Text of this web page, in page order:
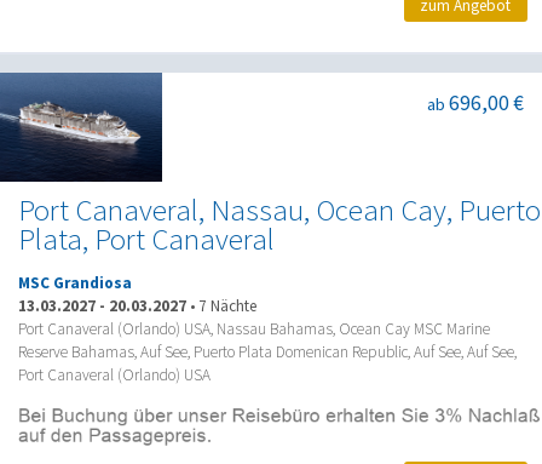
zum Angebot
Port Canaveral, Nassau, Ocean Cay, Puerto
Plata, Port Canaveral
ab 696,00 €
MSC Grandiosa
13.03.2027 - 20.03.2027 • 7 Nächte
Port Canaveral (Orlando) USA, Nassau Bahamas, Ocean Cay MSC Marine
Reserve Bahamas, Auf See, Puerto Plata Domenican Republic, Auf See, Auf See,
Port Canaveral (Orlando) USA